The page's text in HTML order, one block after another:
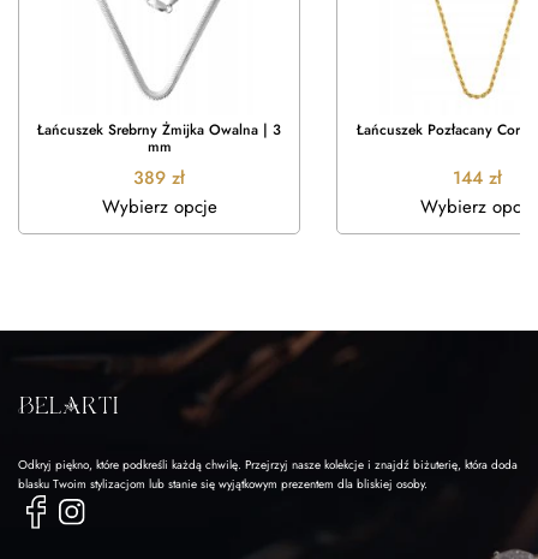
Łańcuszek Srebrny Żmijka Owalna | 3
mm
389 zł
Wybierz opcje
Łańcuszek Pozłacany
144 zł
Wybierz opcje
Odkryj piękno, które podkreśli każdą chwilę. Przejrzyj nasze kolekcje i znajdź biżuterię, która doda
blasku Twoim stylizacjom lub stanie się wyjątkowym prezentem dla bliskiej osoby.